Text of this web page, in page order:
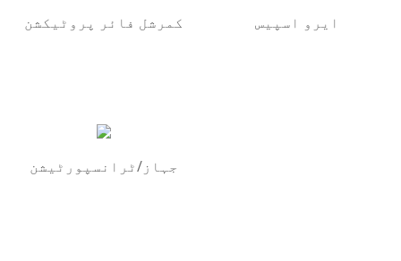
کمرشل فائر پروٹیکشن ایرو اسپیس
جہاز/ٹرانسپورٹیشن